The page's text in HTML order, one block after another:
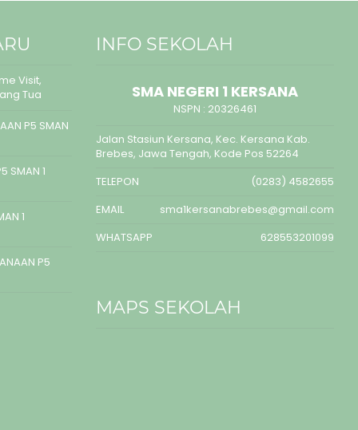
Visit,
Tua
P5 SMAN
SMAN 1
1
P5
INFO SEKOLAH
SMA NEGERI 1 KERSANA
NSPN : 20326461
Jalan Stasiun Kersana, Kec. Kersana Kab.
Brebes, Jawa Tengah, Kode Pos 52264
TELEPON
(0283) 4582655
EMAIL
sma1kersanabrebes@gmail.com
WHATSAPP
628553201099
MAPS SEKOLAH